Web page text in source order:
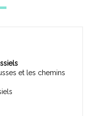
et les chemins